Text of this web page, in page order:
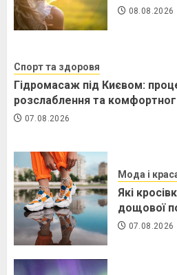
08.08.2026
Спорт та здоровя
Гідромасаж під Києвом:
розслаблення та
07.08.2026
Мода і
Які
дощової
07.08.2026